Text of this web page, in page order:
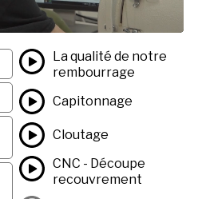
La qualité de notre
rembourrage
Capitonnage
Cloutage
CNC - Découpe
recouvrement